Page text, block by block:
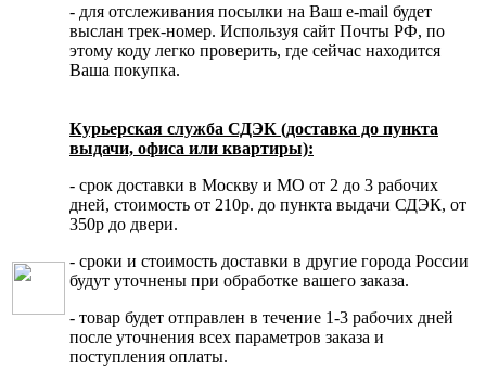
- для отслеживания посылки на Ваш e-mail будет
выслан трек-номер. Используя сайт Почты РФ, по
этому коду легко проверить, где сейчас находится
Ваша покупка.
Курьерская служба СДЭК (доставка до пункта
выдачи, офиса или квартиры):
- срок доставки в Москву и МО от 2 до 3 рабочих
дней, стоимость от 210р. до пункта выдачи СДЭК, от
350р до двери.
- сроки и стоимость доставки в другие города России
будут уточнены при обработке вашего заказа.
- товар будет отправлен в течение 1-3 рабочих дней
после уточнения всех параметров заказа и
поступления оплаты.